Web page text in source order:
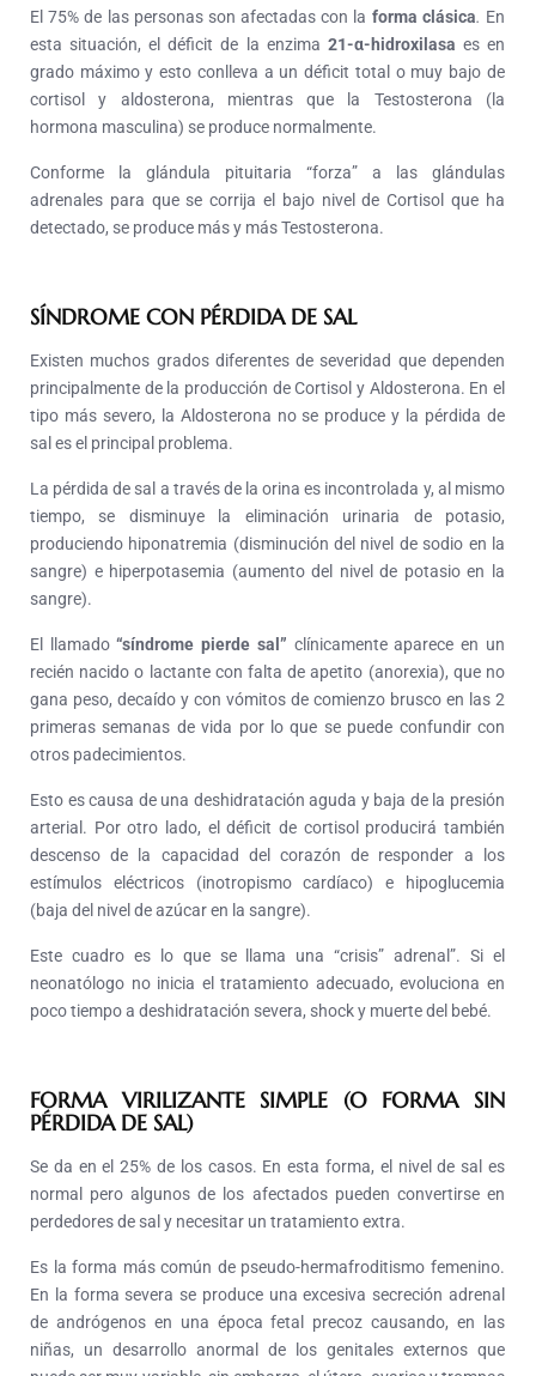
El 75% de las personas son afectadas con la forma clásica. En
esta situación, el déficit de la enzima 21-α-hidroxilasa es en
grado máximo y esto conlleva a un déficit total o muy bajo de
cortisol y aldosterona, mientras que la Testosterona (la
hormona masculina) se produce normalmente.
Conforme la glándula pituitaria “forza” a las glándulas
adrenales para que se corrija el bajo nivel de Cortisol que ha
detectado, se produce más y más Testosterona.
SÍNDROME CON PÉRDIDA DE SAL
Existen muchos grados diferentes de severidad que dependen
principalmente de la producción de Cortisol y Aldosterona. En el
tipo más severo, la Aldosterona no se produce y la pérdida de
sal es el principal problema.
La pérdida de sal a través de la orina es incontrolada y, al mismo
tiempo, se disminuye la eliminación urinaria de potasio,
produciendo hiponatremia (disminución del nivel de sodio en la
sangre) e hiperpotasemia (aumento del nivel de potasio en la
sangre).
El llamado“síndrome pierde sal” clínicamente aparece en un
recién nacido o lactante con falta de apetito (anorexia), que no
gana peso, decaído y con vómitos de comienzo brusco en las 2
primeras semanas de vida por lo que se puede confundir con
otros padecimientos.
Esto es causa de una deshidratación aguda y baja de la presión
arterial. Por otro lado, el déficit de cortisol producirá también
descenso de la capacidad del corazón de responder a los
estímulos eléctricos (inotropismo cardíaco) e hipoglucemia
(baja del nivel de azúcar en la sangre).
Este cuadro es lo que se llama una “crisis” adrenal”. Si el
neonatólogo no inicia el tratamiento adecuado, evoluciona en
poco tiempo a deshidratación severa, shock y muerte del bebé.
FORMA VIRILIZANTE SIMPLE (O FORMA SIN
PÉRDIDA DE SAL)
Se da en el 25% de los casos. En esta forma, el nivel de sal es
normal pero algunos de los afectados pueden convertirse en
perdedores de sal y necesitar un tratamiento extra.
Es la forma más común de pseudo-hermafroditismo femenino.
En la forma severa se produce una excesiva secreción adrenal
de andrógenos en una época fetal precoz causando, en las
niñas, un desarrollo anormal de los genitales externos que